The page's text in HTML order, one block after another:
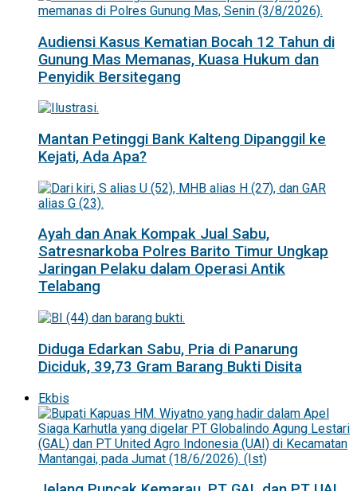
Audiensi Kasus Kematian Bocah 12 Tahun di
Gunung Mas Memanas, Kuasa Hukum dan
Penyidik Bersitegang
Mantan Petinggi Bank Kalteng Dipanggil ke
Kejati, Ada Apa?
Ayah dan Anak Kompak Jual Sabu,
Satresnarkoba Polres Barito Timur Ungkap
Jaringan Pelaku dalam Operasi Antik
Telabang
Diduga Edarkan Sabu, Pria di Panarung
Diciduk, 39,73 Gram Barang Bukti Disita
Ekbis